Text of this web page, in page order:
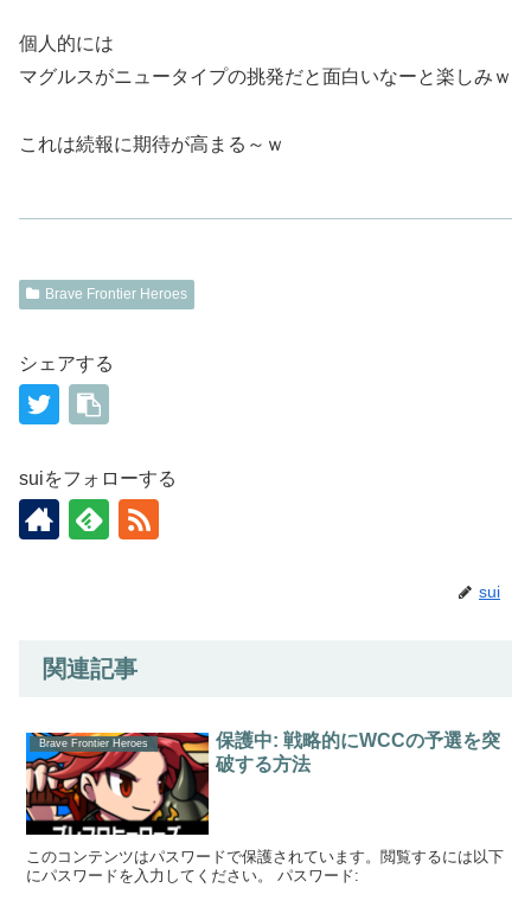
個人的には
マグルスがニュータイプの挑発だと面白いなーと楽しみｗ
これは続報に期待が高まる～ｗ
Brave Frontier Heroes
シェアする
suiをフォローする
sui
関連記事
Brave Frontier Heroes
保護中: 戦略的にWCCの予選を突
破する方法
このコンテンツはパスワードで保護されています。閲覧するには以下
にパスワードを入力してください。 パスワード: